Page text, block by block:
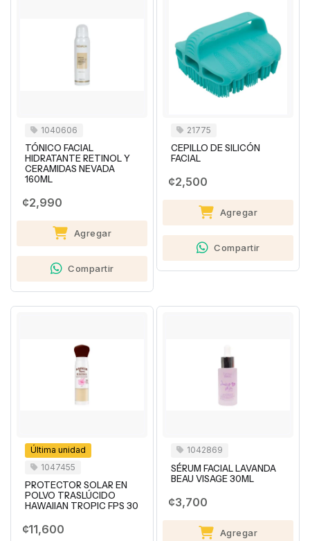
1040606
TÓNICO FACIAL
HIDRATANTE RETINOL Y
CERAMIDAS NEVADA
160ML
¢2,990
Agregar
Compartir
21775
CEPILLO DE SILICÓN
FACIAL
¢2,500
Agregar
Compartir
Última unidad
1047455
PROTECTOR SOLAR EN
POLVO TRASLÚCIDO
HAWAIIAN TROPIC FPS 30
¢11,600
1042869
SÉRUM FACIAL LAVANDA
BEAU VISAGE 30ML
¢3,700
Agregar